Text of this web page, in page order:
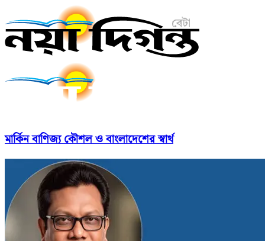
মার্কিন বাণিজ্য কৌশল ও বাংলাদেশের স্বার্থ